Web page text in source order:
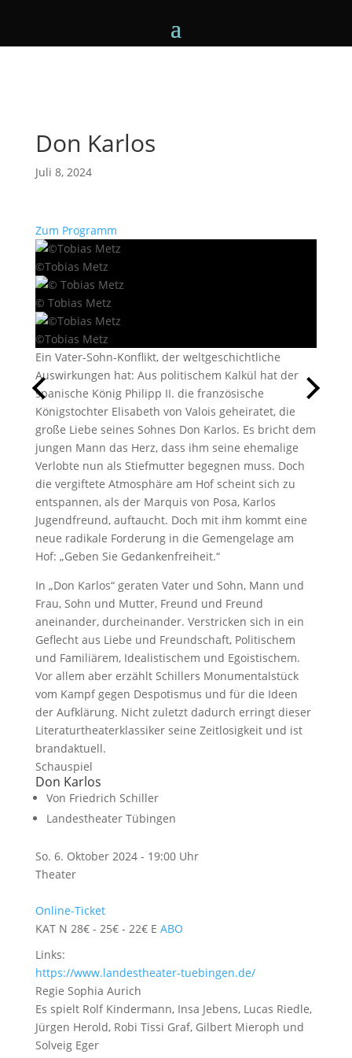
Don Karlos
Juli 8, 2024
Zum Programm
©Tobias Metz
© Tobias Metz
©Tobias Metz
Ein Vater-Sohn-Konflikt, der weltgeschichtliche
Auswirkungen hat: Aus politischem Kalkül hat der
spanische König Philipp II. die französische
Königstochter Elisabeth von Valois geheiratet, die
große Liebe seines Sohnes Don Karlos. Es bricht dem
jungen Mann das Herz, dass ihm seine ehemalige
Verlobte nun als Stiefmutter begegnen muss. Doch
die vergiftete Atmosphäre am Hof scheint sich zu
entspannen, als der Marquis von Posa, Karlos
Jugendfreund, auftaucht. Doch mit ihm kommt eine
neue radikale Forderung in die Gemengelage am
Hof: „Geben Sie Gedankenfreiheit.“
In „Don Karlos“ geraten Vater und Sohn, Mann und
Frau, Sohn und Mutter, Freund und Freund
aneinander, durcheinander. Verstricken sich in ein
Geflecht aus Liebe und Freundschaft, Politischem
und Familiärem, Idealistischem und Egoistischem.
Vor allem aber erzählt Schillers Monumentalstück
vom Kampf gegen Despotismus und für die Ideen
der Aufklärung. Nicht zuletzt dadurch erringt dieser
Literaturtheaterklassiker seine Zeitlosigkeit und ist
brandaktuell.
Schauspiel
Don Karlos
Von Friedrich Schiller
Landestheater Tübingen
So. 6. Oktober 2024 - 19:00 Uhr
Theater
Online-Ticket
KAT N 28€ - 25€ - 22€ E ABO
Links:
https://www.landestheater-tuebingen.de/
Regie Sophia Aurich
Es spielt Rolf Kindermann, Insa Jebens, Lucas Riedle,
Jürgen Herold, Robi Tissi Graf, Gilbert Mieroph und
Solveig Eger